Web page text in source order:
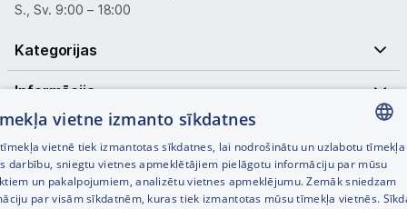
S., Sv. 9:00 – 18:00
Kategorijas
Informācija
Noderīgas saites
LATVIAN
RUSSIAN
vietne izmanto sīkdatnes
vietnē tiek izmantotas sīkdatnes, lai nodrošinātu un uzlabotu tīmekļa
darbību, sniegtu vietnes apmeklētājiem pielāgotu informāciju par mūsu
un pakalpojumiem, analizētu vietnes apmeklējumu. Zemāk sniedzam
par visām sīkdatnēm, kuras tiek izmantotas mūsu tīmekļa vietnēs.